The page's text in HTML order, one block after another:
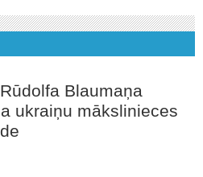
Blaumaņa
ukraiņu mākslinieces